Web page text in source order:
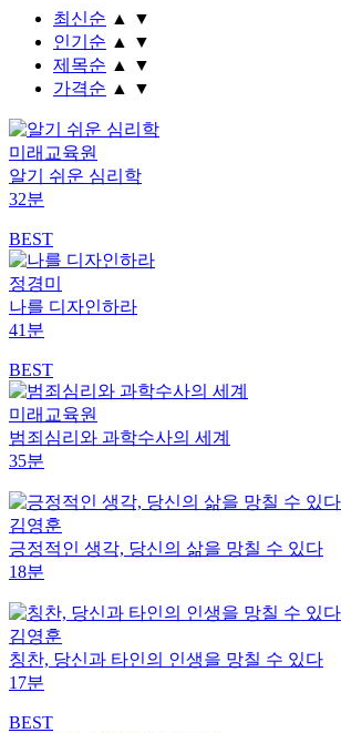
최신순 ▲
▼
인기순 ▲
▼
제목순 ▲
▼
가격순 ▲ ▼
미래교육원
알기 쉬운 심리학
32분
BEST
정경미
나를 디자인하라
41분
BEST
미래교육원
범죄심리와 과학수사의 세계
35분
김영훈
긍정적인 생각, 당신의 삶을 망칠 수 있다
18분
김영훈
칭찬, 당신과 타인의 인생을 망칠 수 있다
17분
BEST